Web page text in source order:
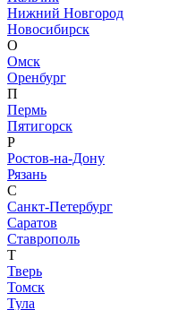
Нижний Новгород
Новосибирск
О
Омск
Оренбург
П
Пермь
Пятигорск
Р
Ростов-на-Дону
Рязань
С
Санкт-Петербург
Саратов
Ставрополь
Т
Тверь
Томск
Тула